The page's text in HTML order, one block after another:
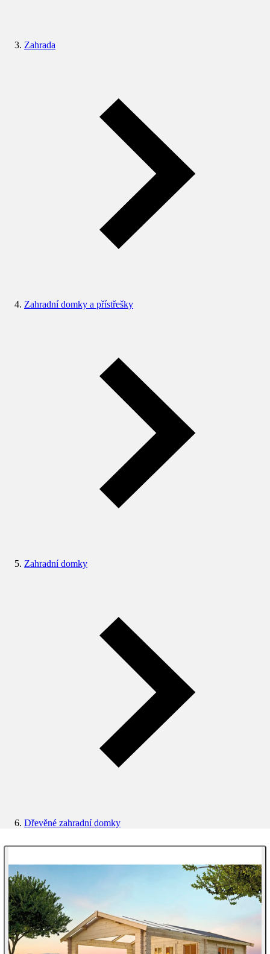
Zahrada
Zahradní domky a přístřešky
Zahradní domky
Dřevěné zahradní domky